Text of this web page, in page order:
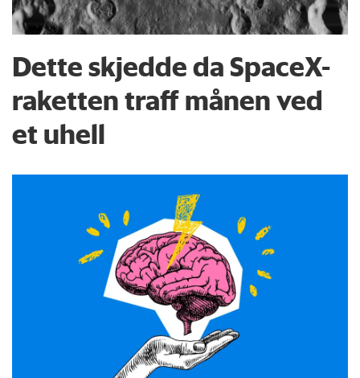
Dette skjedde da SpaceX-
raketten traff månen ved
et uhell